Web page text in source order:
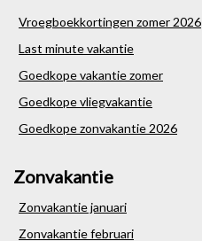
Vroegboekkortingen zomer 2026
Last minute vakantie
Goedkope vakantie zomer
Goedkope vliegvakantie
Goedkope zonvakantie 2026
Zonvakantie
Zonvakantie januari
Zonvakantie februari